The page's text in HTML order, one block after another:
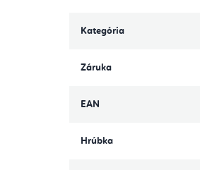
Kategória
Záruka
EAN
Hrúbka